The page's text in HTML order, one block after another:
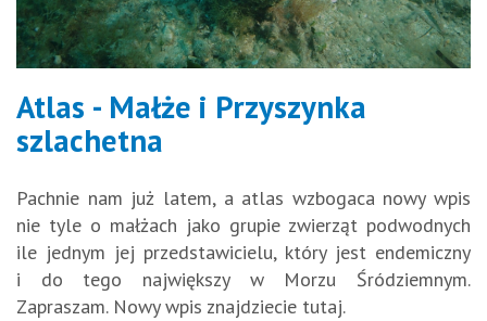
Atlas - Małże i Przyszynka
szlachetna
Pachnie nam już latem, a atlas wzbogaca nowy wpis
nie tyle o małżach jako grupie zwierząt podwodnych
ile jednym jej przedstawicielu, który jest endemiczny
i do tego największy w Morzu Śródziemnym.
Zapraszam. Nowy wpis znajdziecie tutaj.